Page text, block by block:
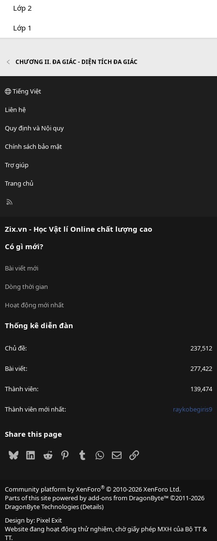
Lớp 2
Lớp 1
CHƯƠNG II. ĐA GIÁC - DIỆN TÍCH ĐA GIÁC
Tiếng Việt
Liên hệ
Quy định và Nội quy
Chính sách bảo mật
Trợ giúp
Trang chủ
R
Zix.vn - Học Vật lí Online chất lượng cao
Có gì mới?
Bài viết mới
Dòng thời gian
Hoạt động mới nhất
Thống kê diễn đàn
Chủ đề 237,512
Bài viết 277,422
Thành viên 139,474
Thành viên mới nhất raykobegiris9
Share this page
BlueskyLinkedIn
Reddit PinterestTumblrWhatsApp
EmailLink
Community platform by XenForo® © 2010-2026 XenForo Ltd.
Parts of this site powered byadd-ons from DragonByte™©2011-2026
DragonByte Technologies(Details)
Design by: Pixel Exit
Website đang hoạt động thử nghiệm, chờ giấy phép MXH của Bộ TT &
TT.